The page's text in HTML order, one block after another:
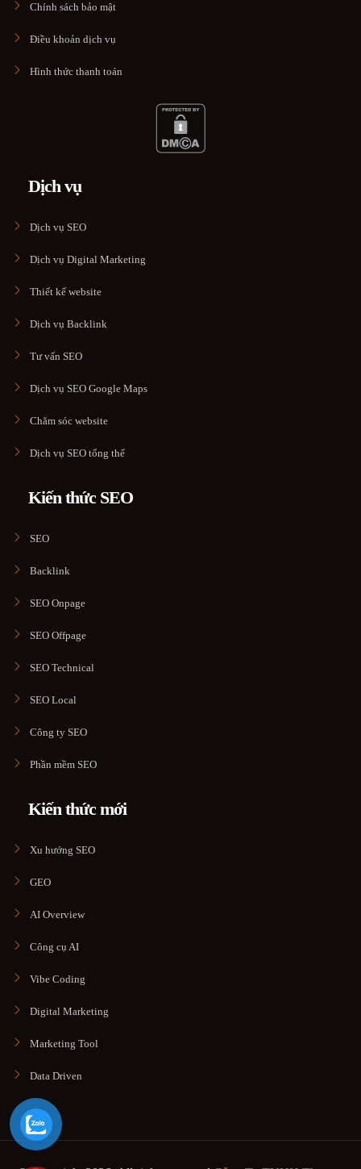
Chính sách bảo mật
Điều khoản dịch vụ
Hình thức thanh toán
Dịch vụ
Dịch vụ SEO
Dịch vụ Digital Marketing
Thiết kế website
Dịch vụ Backlink
Tư vấn SEO
Dịch vụ SEO Google Maps
Chăm sóc website
Dịch vụ SEO tổng thể
Kiến thức SEO
SEO
Backlink
SEO Onpage
SEO Offpage
SEO Technical
SEO Local
Công ty SEO
Phần mềm SEO
Kiến thức mới
Xu hướng SEO
GEO
AI Overview
Công cụ AI
Vibe Coding
Digital Marketing
Marketing Tool
Data Driven